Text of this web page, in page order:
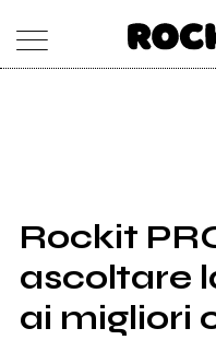
SHOP
RADIO
Rockit
ascoltare
ai migliori